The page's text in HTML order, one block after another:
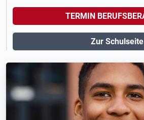
TERMIN
Zur Schulseite